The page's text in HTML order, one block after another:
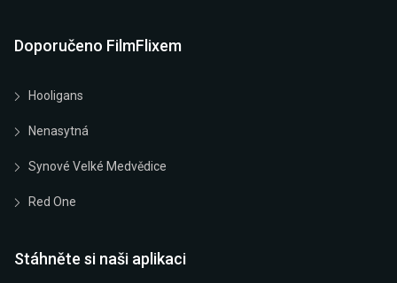
Doporučeno FilmFlixem
Hooligans
Nenasytná
Synové Velké Medvědice
Red One
Stáhněte si naši aplikaci